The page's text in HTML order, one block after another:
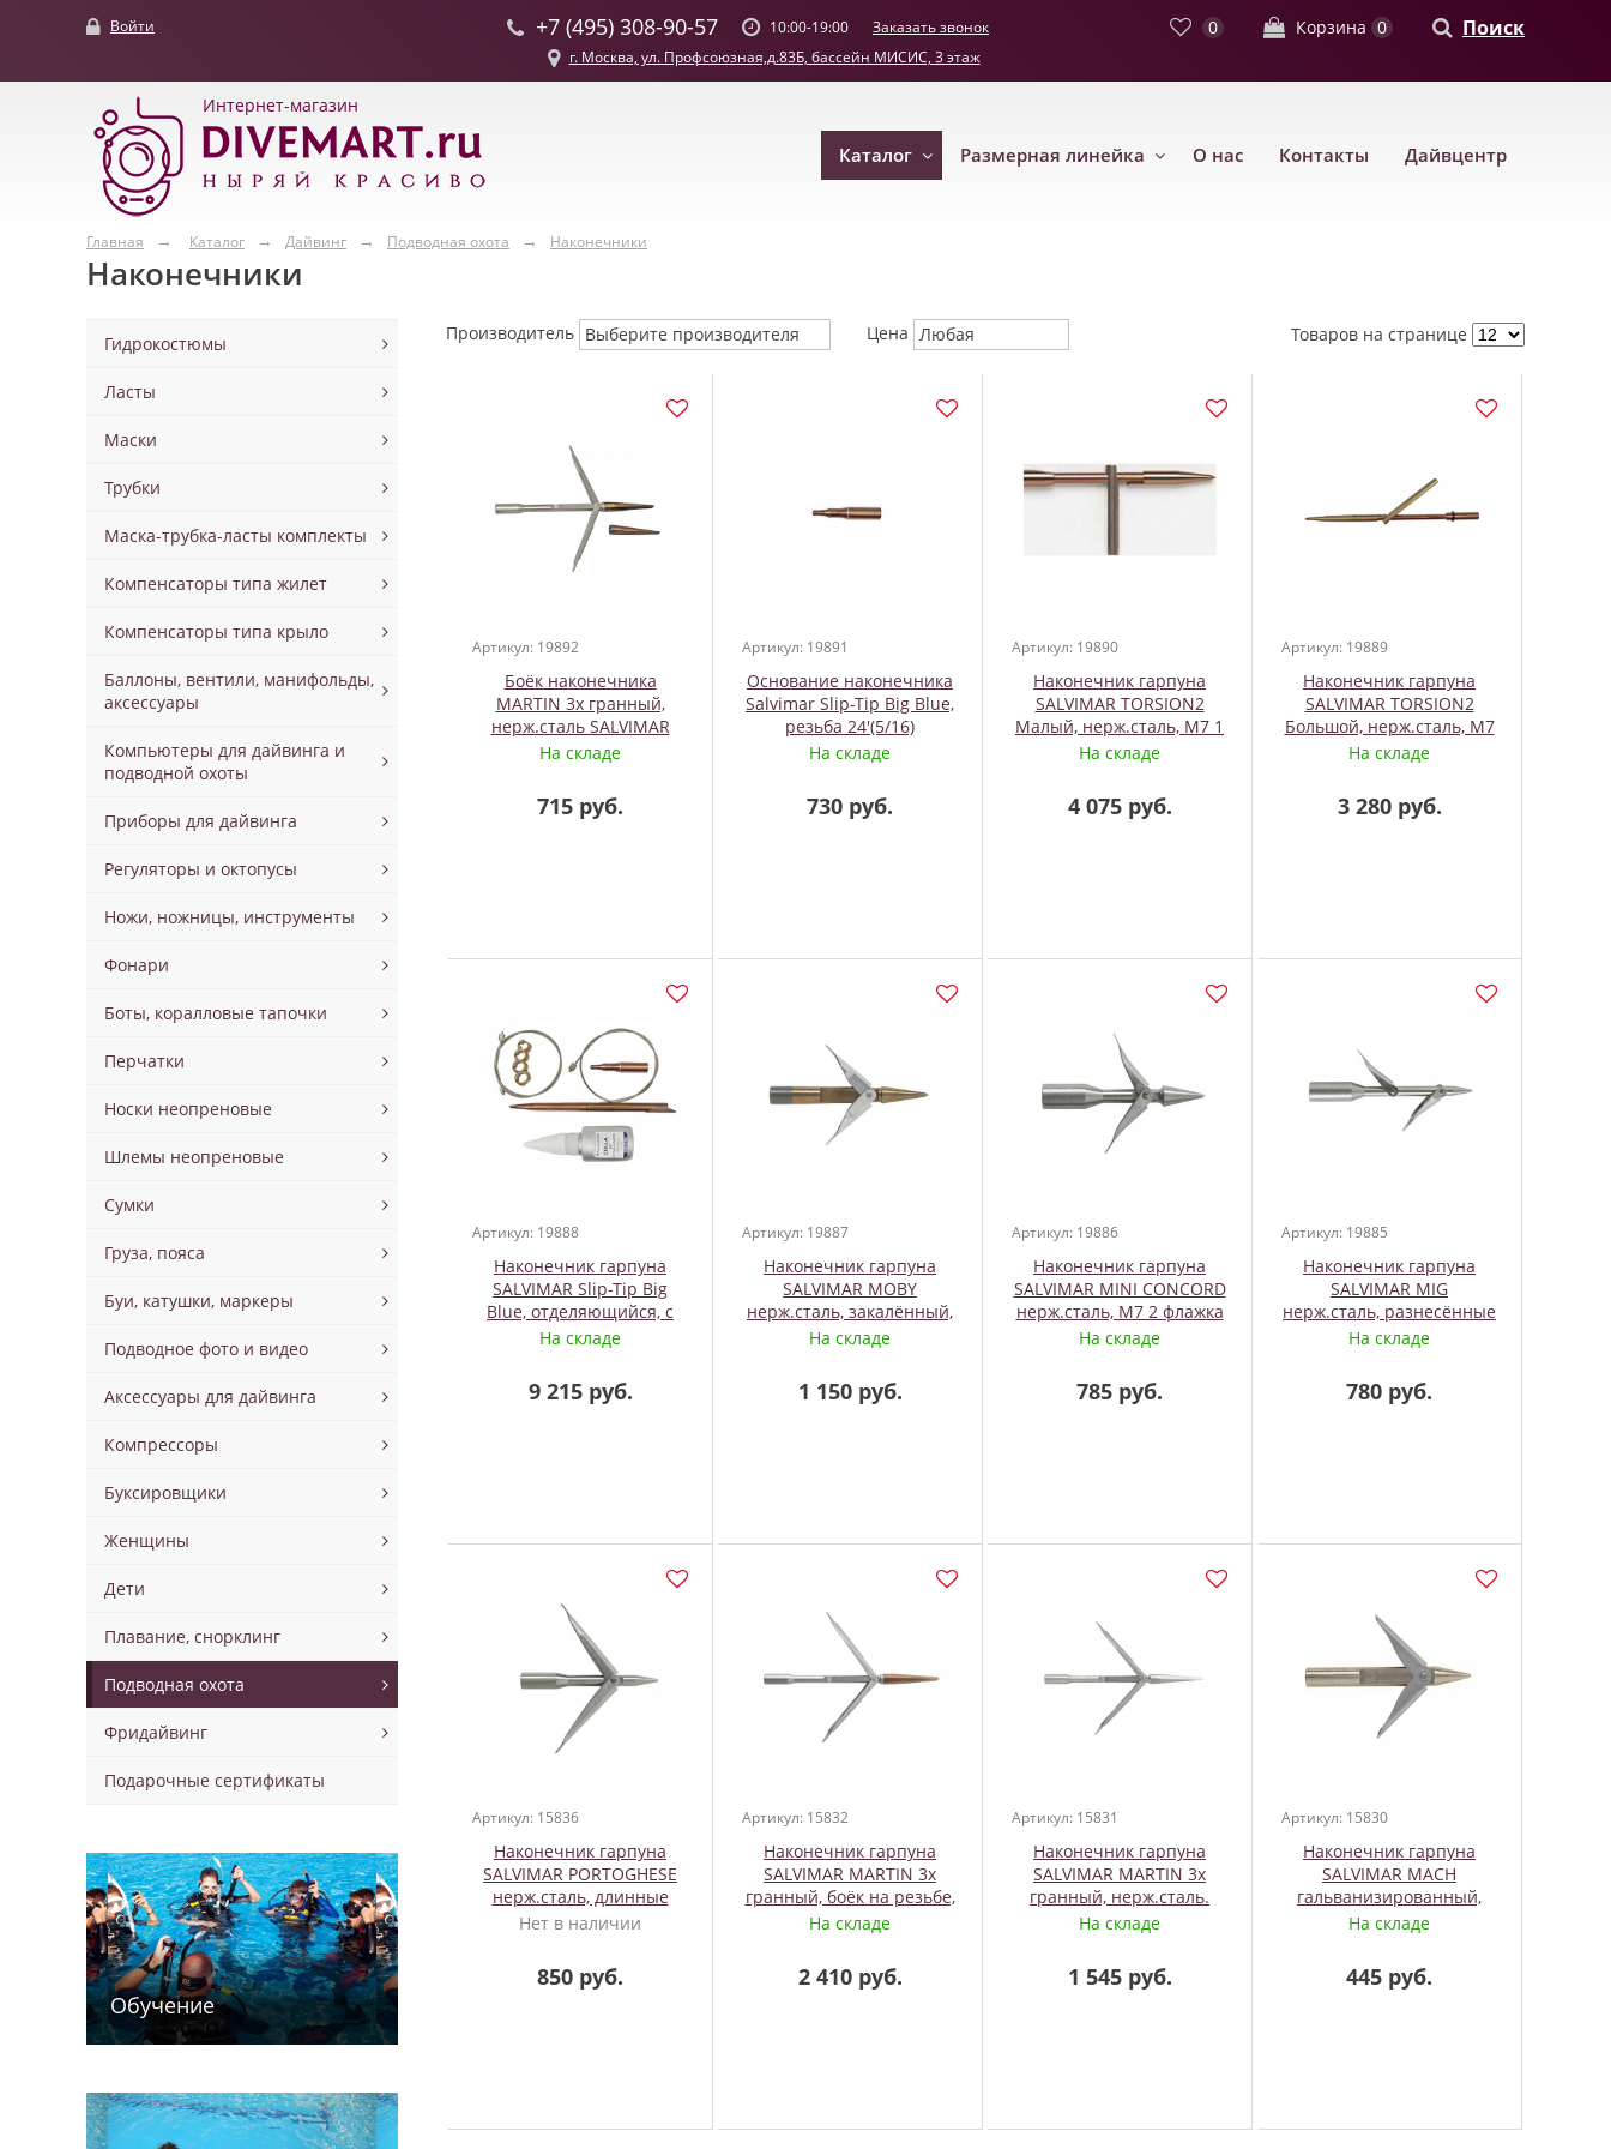
Войти +7 (495) 308-90-57 10:00-19:00 Заказать звонок 0 Корзина 0 Поиск
г. Москва, ул. Профсоюзная,д.83Б, бассейн МИСИС, 3 этаж
Интернет-магазин
Каталог Размерная линейка О нас Контакты Дайвцентр
Главная Каталог Дайвинг Подводная охота Наконечники
Наконечники
Гидрокостюмы
Ласты
Маски
Трубки
Маска-трубка-ласты комплекты
Компенсаторы типа жилет
Компенсаторы типа крыло
Баллоны, вентили, манифольды,
аксессуары
Компьютеры для дайвинга и
подводной охоты
Приборы для дайвинга
Регуляторы и октопусы
Ножи, ножницы, инструменты
Фонари
Боты, коралловые тапочки
Перчатки
Носки неопреновые
Шлемы неопреновые
Сумки
Груза, пояса
Буи, катушки, маркеры
Подводное фото и видео
Аксессуары для дайвинга
Компрессоры
Буксировщики
Женщины
Дети
Плавание, снорклинг
Подводная охота
Фридайвинг
Подарочные сертификаты
Обучение
Производитель Выберите производителя Цена Любая Товаров на странице
Артикул: 19892
Боёк наконечника
MARTIN 3х гранный,
нерж.сталь SALVIMAR
На складе
715 руб.
Артикул: 19891
Основание наконечника
Salvimar Slip-Tip Big Blue,
резьба 24'(5/16)
На складе
730 руб.
Артикул: 19890
Наконечник гарпуна
SALVIMAR TORSION2
Малый, нерж.сталь, М7 1
флажок
На складе
4 075 руб.
Артикул: 19889
Наконечник гарпуна
SALVIMAR TORSION2
Большой, нерж.сталь, М7
1 флажок
На складе
3 280 руб.
Артикул: 19888
Наконечник гарпуна
SALVIMAR Slip-Tip Big
Blue, отделяющийся, с
тросиком, М7
На складе
9 215 руб.
Артикул: 19887
Наконечник гарпуна
SALVIMAR MOBY
нерж.сталь, закалённый,
М7 2 флажка
На складе
1 150 руб.
Артикул: 19886
Наконечник гарпуна
SALVIMAR MINI CONCORD
нерж.сталь, М7 2 флажка
На складе
785 руб.
Артикул: 19885
Наконечник гарпуна
SALVIMAR MIG
нерж.сталь, разнесённые
флажки, М7 2 флажка
На складе
780 руб.
Артикул: 15836
Наконечник гарпуна
SALVIMAR PORTOGHESE
нерж.сталь, длинные
флажки, М7 2 флажка
Нет в наличии
850 руб.
Артикул: 15832
Наконечник гарпуна
SALVIMAR MARTIN 3х
гранный, боёк на резьбе,
нерж.сталь. длинный, М7
На складе
2 410 руб.
Артикул: 15831
Наконечник гарпуна
SALVIMAR MARTIN 3х
гранный, нерж.сталь.
длинный, М7 2 флажка.,
На складе
1 545 руб.
Артикул: 15830
Наконечник гарпуна
SALVIMAR MACH
гальванизированный,
флажки нерж.сталь, М7 2
На складе
445 руб.